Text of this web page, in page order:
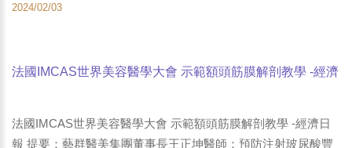
2024/02/03
法國IMCAS世界美容醫學大會 示範額頭筋膜解剖教學 -經濟
法國IMCAS世界美容醫學大會 示範額頭筋膜解剖教學 -經濟日
報 提要：藝群醫美集團董事長王正坤醫師：預防注射玻尿酸豐